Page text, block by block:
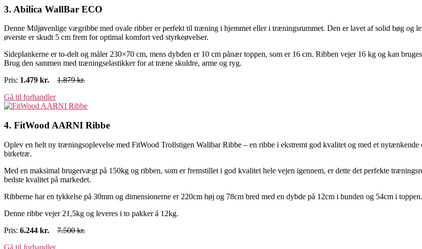
3. Abilica WallBar ECO
Denne Miljøvenlige vægribbe med ovale ribber er perfekt til træning i hjemmet eller i træningsrummet. Den er lavet af solid bøg og
øverste er skudt 5 cm frem for optimal komfort ved styrkeøvelser.
Sideplankerne er to-delt og måler 230×70 cm, mens dybden er 10 cm pånær toppen, som er 16 cm. Ribben vejer 16 kg og kan
Brug den sammen med træningselastikker for at træne skuldre, arme og ryg.
Pris: 1.479 kr.
1.879 kr.
Gå til forhandler
4. FitWood AARNI Ribbe
Oplev en helt ny træningsoplevelse med FitWood Trollstigen Wallbar Ribbe – en ribbe i ekstremt god kvalitet og med et
birketræ.
Med en maksimal brugervægt på 150kg og ribben, som er fremstillet i god kvalitet hele vejen igennem, er dette det perfekte
bedste kvalitet på markedet.
Ribberne har en tykkelse på 30mm og dimensionerne er 220cm høj og 78cm bred med en dybde på 12cm i bunden og 54cm i toppen.
Denne ribbe vejer 21,5kg og leveres i to pakker á 12kg.
Pris: 6.244 kr.
7.500 kr.
Gå til forhandler